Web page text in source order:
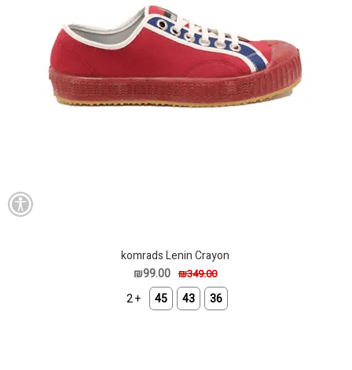
komrads Lenin Crayon
₪349.00
₪99.00
36
43
45
+ 2